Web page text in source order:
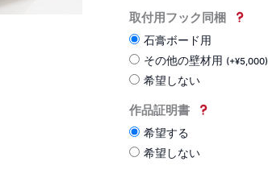
取付用フック同梱
石膏ボード用
その他の壁材用 (+¥5,000)
希望しない
作品証明書
希望する
希望しない